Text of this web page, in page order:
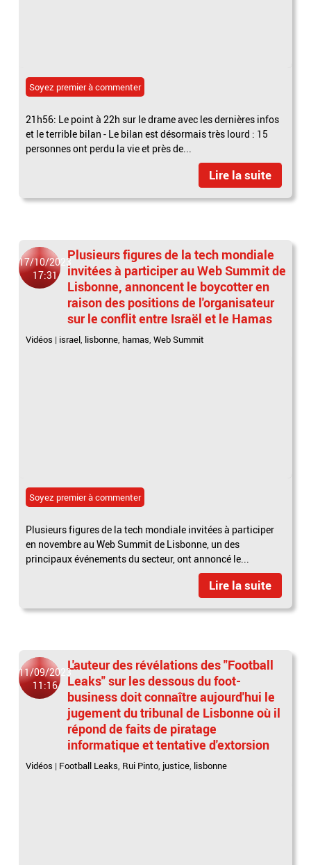
Soyez premier à commenter
21h56: Le point à 22h sur le drame avec les dernières infos
et le terrible bilan - Le bilan est désormais très lourd : 15
personnes ont perdu la vie et près de...
Lire la suite
17/10/2023
17:31
Plusieurs figures de la tech mondiale
invitées à participer au Web Summit de
Lisbonne, annoncent le boycotter en
raison des positions de l'organisateur
sur le conflit entre Israël et le Hamas
Vidéos | israel, lisbonne, hamas,Web Summit
Soyez premier à commenter
Plusieurs figures de la tech mondiale invitées à participer
en novembre au Web Summit de Lisbonne, un des
principaux événements du secteur, ont annoncé le...
Lire la suite
11/09/2023
11:16
L'auteur des révélations des "Football
Leaks" sur les dessous du foot-
business doit connaître aujourd'hui le
jugement du tribunal de Lisbonne où il
répond de faits de piratage
informatique et tentative d'extorsion
Vidéos | Football Leaks Rui Pinto justice lisbonne